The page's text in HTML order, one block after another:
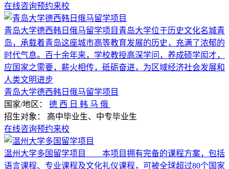
在线咨询预约来校
青岛大学德西韩日俄马留学项目青岛大学位于历史文化名城青
岛，承载着青岛这座城市高等教育发展的历史，充满了浓郁的
时代气息。百十余年来，学校教授高深学问，养成硕学闳才，
应国家之需要，薪火相传，砥砺奋进，为区域经济社会发展和
人类文明进步
青岛大学德西韩日俄马留学项目
国家/地区： 德 西 日 韩 马 俄
招生对象： 高中毕业生、中专毕业生
在线咨询预约来校
温州大学多国留学项目 本项目拥有完备的课程方案，包括
语言课程、专业课程及文化礼仪课程，可被全球超过80个国家